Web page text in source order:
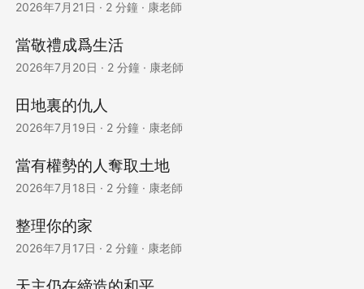
2026年7月21日 · 2 分鐘 · 康老師
當敬禮成爲生活
2026年7月20日 · 2 分鐘 · 康老師
田地裏的仇人
2026年7月19日 · 2 分鐘 · 康老師
當有權勢的人奪取土地
2026年7月18日 · 2 分鐘 · 康老師
整理你的家
2026年7月17日 · 2 分鐘 · 康老師